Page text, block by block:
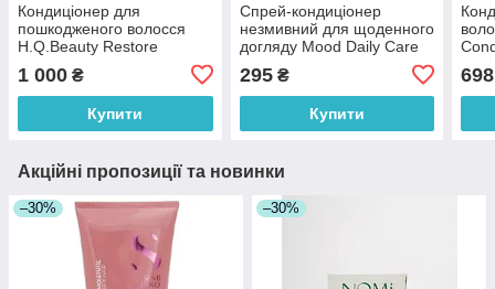
Кондиціонер для
пошкодженого волосся
H.Q.Beauty Restore
Damaged Hair Conditioner
950 мл
1 000 ₴
Купити
Спрей-кондиціонер
незмивний для щоденного
догляду Mood Daily Care
Leave-In Conditioner 200
мл
295₴
Купити
698
Акційні пропозиції та новинки
–30% –30%